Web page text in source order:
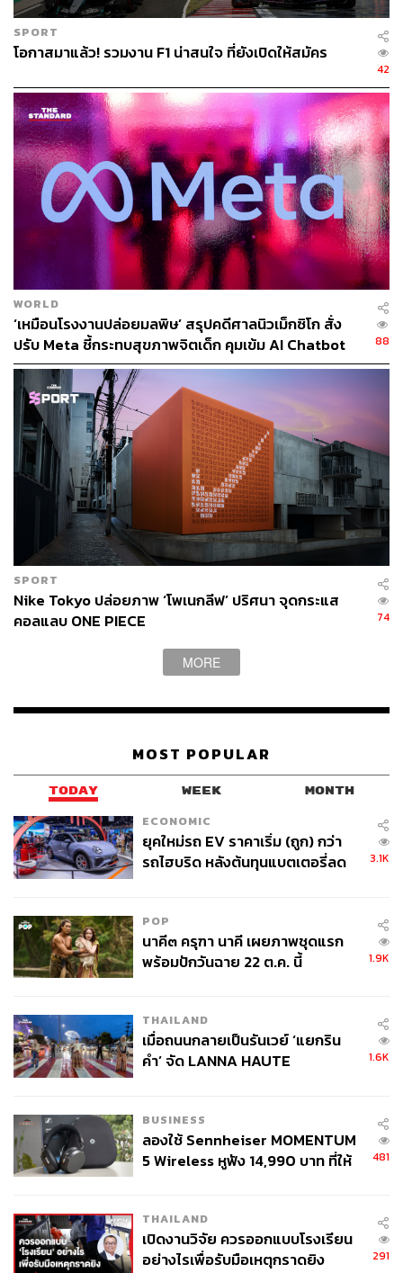
ภาพ:lewishamilton / instagram
TAGS: Formula 1
Japanese Grand Prix
Kill Bill
SPORT
โอกาสมาแล้ว! รวมงาน F1 น่าสนใจ ที่ยังเปิดให้สมัคร
42
WORLD
‘เหมือนโรงงานปล่อยมลพิษ’ สรุปคดีศาลนิวเม็กซิโก สั่ง
ปรับ Meta ชี้กระทบสุขภาพจิตเด็ก คุมเข้ม AI Chatbot
88
SPORT
Nike Tokyo ปล่อยภาพ ‘โพเนกลีฟ’ ปริศนา จุดกระแส
คอลแลบ ONE PIECE
74
MORE
MOST POPULAR
TODAY WEEK MONTH
ECONOMIC
ยุคใหม่รถ EV ราคาเริ่ม (ถูก) กว่า
รถไฮบริด หลังต้นทุนแบตเตอรี่ลด
3.1K
POP
นาคี๓ ครุฑา นาคี เผยภาพชุดแรก
พร้อมปักวันฉาย 22 ต.ค. นี้
1.9K
THAILAND
เมื่อถนนกลายเป็นรันเวย์ ‘แยกริน
คำ’ จัด LANNA HAUTE
1.6K
BUSINESS
ลองใช้ Sennheiser MOMENTUM
5 Wireless หูฟัง 14,990 บาท ที่ให้
481
THAILAND
เปิดงานวิจัย ควรออกแบบโรงเรียน
อย่างไรเพื่อรับมือเหตุกราดยิง
291